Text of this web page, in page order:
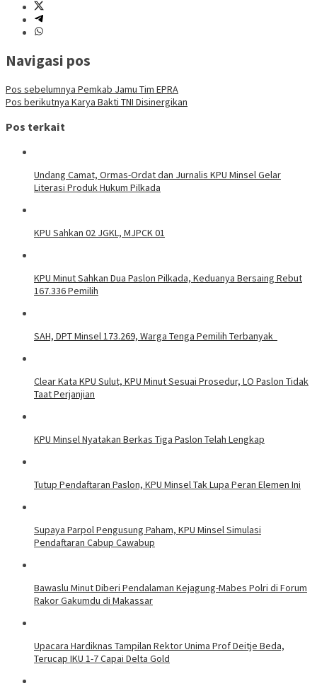
Navigasi pos
Pos sebelumnya Pemkab Jamu Tim EPRA
Pos berikutnya Karya Bakti TNI Disinergikan
Pos terkait
Undang Camat, Ormas-Ordat dan Jurnalis KPU Minsel Gelar
Literasi Produk Hukum Pilkada
KPU Sahkan 02 JGKL, MJPCK 01
KPU Minut Sahkan Dua Paslon Pilkada, Keduanya Bersaing Rebut
167.336 Pemilih
SAH, DPT Minsel 173.269, Warga Tenga Pemilih Terbanyak
Clear Kata KPU Sulut, KPU Minut Sesuai Prosedur, LO Paslon Tidak
Taat Perjanjian
KPU Minsel Nyatakan Berkas Tiga Paslon Telah Lengkap
Tutup Pendaftaran Paslon, KPU Minsel Tak Lupa Peran Elemen Ini
Supaya Parpol Pengusung Paham, KPU Minsel Simulasi
Pendaftaran Cabup Cawabup
Bawaslu Minut Diberi Pendalaman Kejagung-Mabes Polri di Forum
Rakor Gakumdu di Makassar
Upacara Hardiknas Tampilan Rektor Unima Prof Deitje Beda,
Terucap IKU 1-7 Capai Delta Gold